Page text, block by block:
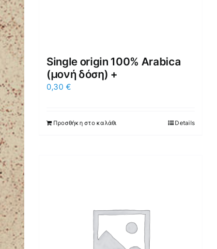
Single origin 100% Arabica
(μονή δόση) +
0,30€
Προσθήκη στο καλάθι Details